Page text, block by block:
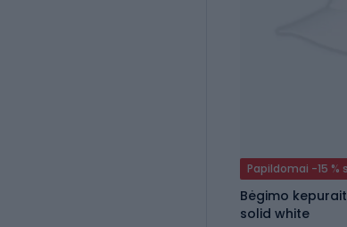
Papildomai -15 %
Bėgimo
solid white